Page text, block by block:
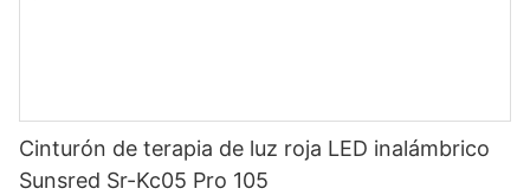
Cinturón de terapia de luz roja LED inalámbrico
Sunsred Sr-Kc05 Pro 105